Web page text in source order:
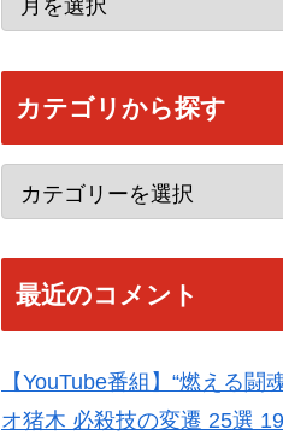
カテゴリから探す
最近のコメント
【YouTube番組】“燃える闘
オ猪木 必殺技の変遷 25選